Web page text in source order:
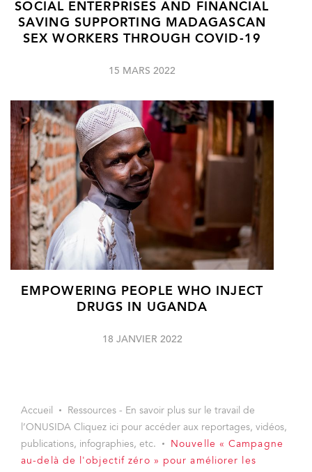
SOCIAL ENTERPRISES AND FINANCIAL
SAVING SUPPORTING MADAGASCAN
SEX WORKERS THROUGH COVID-19
15 MARS 2022
EMPOWERING PEOPLE WHO INJECT
DRUGS IN UGANDA
18 JANVIER 2022
Accueil
Ressources - En savoir plus sur le travail de
l’ONUSIDA Cliquez ici pour accéder aux reportages, vidéos,
publications, infographies, etc.
Nouvelle « Campagne
au-delà de l'objectif zéro » pour améliorer les